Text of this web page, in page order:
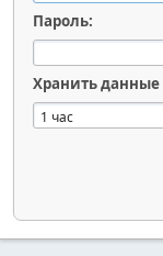
Пароль:
Хранить данные